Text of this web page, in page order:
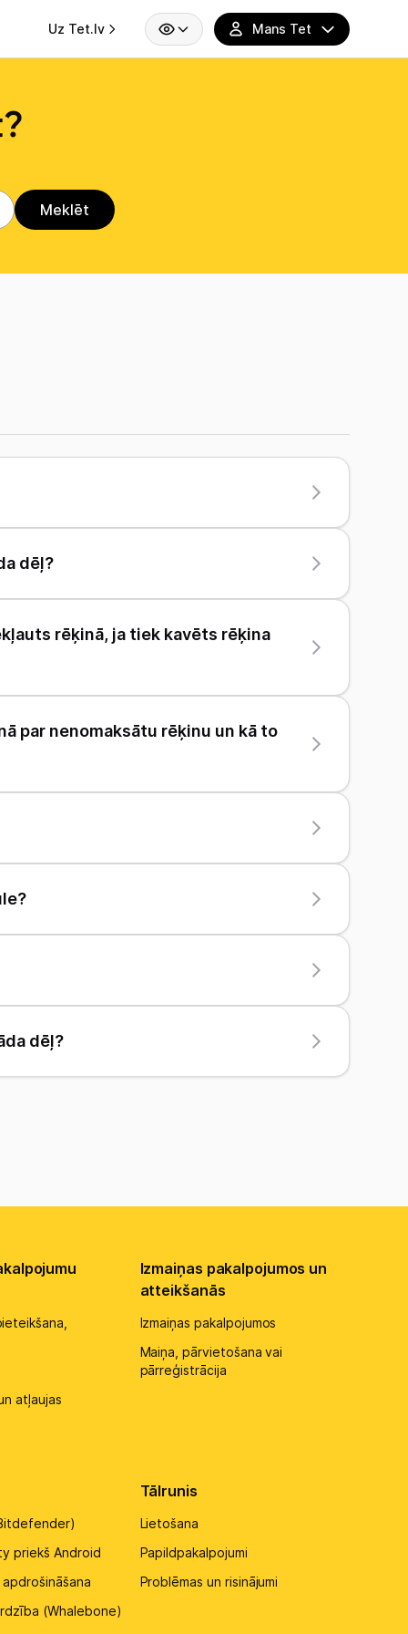
Uz Tet.lv
atļaujas
Izmaiņas pakalpojumos un
atteikšanās
Izmaiņas pakalpojumos
Maiņa, pārvietošana vai
pārreģistrācija
priekš Android
(Whalebone)
Tālrunis
Lietošana
Papildpakalpojumi
Problēmas un risinājumi